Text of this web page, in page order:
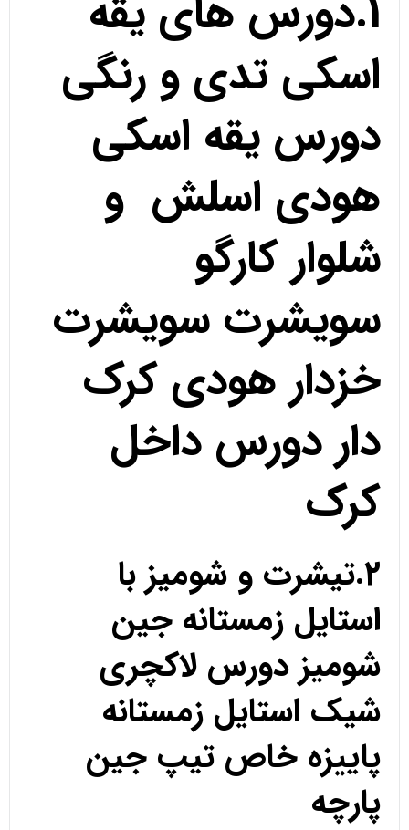
1.دورس های یقه
اسکی تدی و رنگی
دورس یقه اسکی
هودی اسلش و
شلوار کارگو
سویشرت سویشرت
خزدار هودی کرک
دار دورس داخل
کرک
2.تیشرت و شومیز با
استایل زمستانه جین
شومیز دورس لاکچری
شیک استایل زمستانه
پاییزه خاص تیپ جین
پارچه